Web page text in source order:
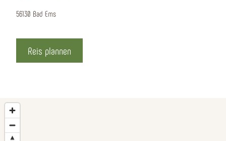
56130 Bad Ems
Reis plannen